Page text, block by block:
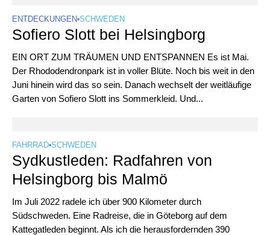
ENTDECKUNGEN•SCHWEDEN
Sofiero Slott bei Helsingborg
EIN ORT ZUM TRÄUMEN UND ENTSPANNEN Es ist Mai.
Der Rhododendronpark ist in voller Blüte. Noch bis weit in den
Juni hinein wird das so sein. Danach wechselt der weitläufige
Garten von Sofiero Slott ins Sommerkleid. Und...
FAHRRAD•SCHWEDEN
Sydkustleden: Radfahren von
Helsingborg bis Malmö
Im Juli 2022 radele ich über 900 Kilometer durch
Südschweden. Eine Radreise, die in Göteborg auf dem
Kattegatleden beginnt. Als ich die herausfordernden 390